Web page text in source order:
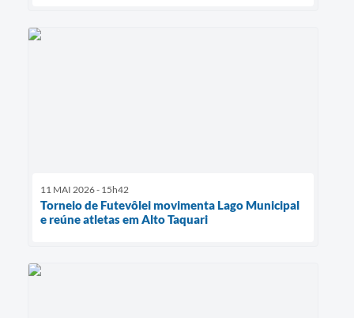
11 MAI 2026 - 15h42
Torneio de Futevôlei movimenta Lago Municipal
e reúne atletas em Alto Taquari